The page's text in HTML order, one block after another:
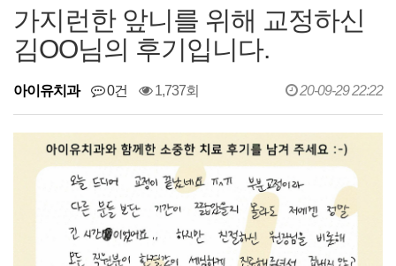
가지런한 앞니를 위해 교정하신
김OO님의 후기입니다.
아이유치과 0건 1,737회 20-09-29 22:22